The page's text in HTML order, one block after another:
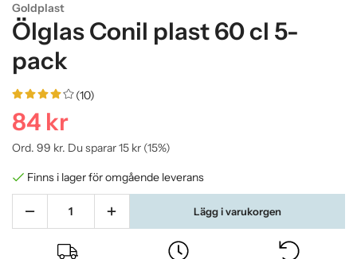
Goldplast
Ölglas Conil plast 60 cl 5-
pack
(10)
84 kr
Ord. 99 kr. Du sparar15 kr (15%)
Finns i lager för omgående leverans
Lägg i varukorgen